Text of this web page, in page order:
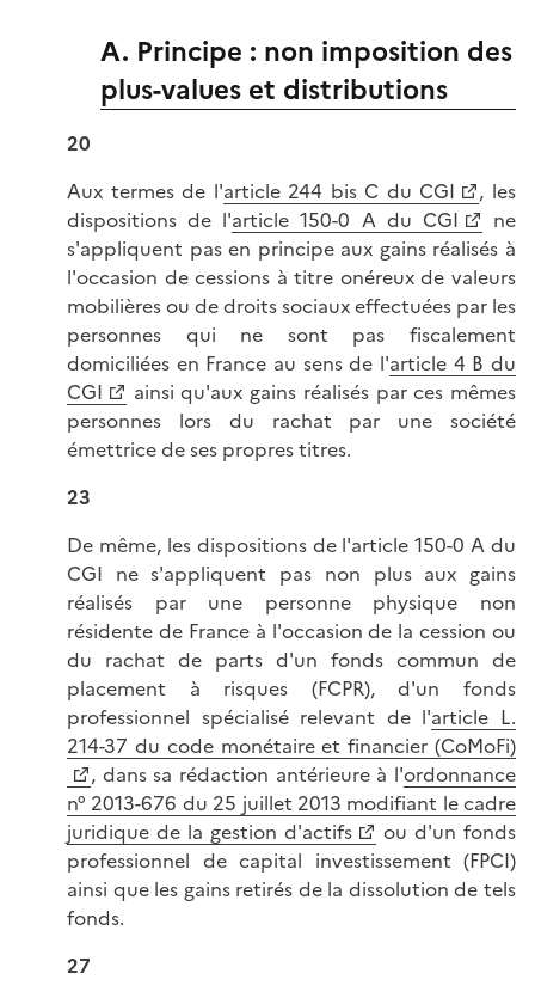
A. Principe : non imposition des
plus-values et distributions
20
Aux termes de l'article 244 bis C du CGI
, les
dispositions de l'article 150-0 A du CGI
ne
s'appliquent pas en principe aux gains réalisés à
l'occasion de cessions à titre onéreux de valeurs
mobilières ou de droits sociaux effectuées par les
personnes qui ne sont pas fiscalement
domiciliées en France au sens de l'article 4 B du
CGI
ainsi qu'aux gains réalisés par ces mêmes
personnes lors du rachat par une société
émettrice de ses propres titres.
23
De même, les dispositions de l'article 150-0 A du
CGI ne s'appliquent pas non plus aux gains
réalisés par une personne physique non
résidente de France à l'occasion de la cession ou
du rachat de parts d'un fonds commun de
placement à risques (FCPR), d'un fonds
professionnel spécialisé relevant de l'article L.
214-37 du code monétaire et financier (CoMoFi)
, dans sa rédaction antérieure à l'ordonnance
n° 2013-676 du 25 juillet 2013 modifiant le cadre
juridique de la gestion d'actifs
ou d'un fonds
professionnel de capital investissement (FPCI)
ainsi que les gains retirés de la dissolution de tels
fonds.
27